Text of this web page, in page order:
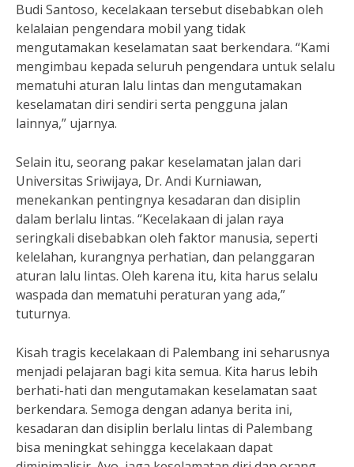
Budi Santoso, kecelakaan tersebut disebabkan oleh
kelalaian pengendara mobil yang tidak
mengutamakan keselamatan saat berkendara. “Kami
mengimbau kepada seluruh pengendara untuk selalu
mematuhi aturan lalu lintas dan mengutamakan
keselamatan diri sendiri serta pengguna jalan
lainnya,” ujarnya.
Selain itu, seorang pakar keselamatan jalan dari
Universitas Sriwijaya, Dr. Andi Kurniawan,
menekankan pentingnya kesadaran dan disiplin
dalam berlalu lintas. “Kecelakaan di jalan raya
seringkali disebabkan oleh faktor manusia, seperti
kelelahan, kurangnya perhatian, dan pelanggaran
aturan lalu lintas. Oleh karena itu, kita harus selalu
waspada dan mematuhi peraturan yang ada,”
tuturnya.
Kisah tragis kecelakaan di Palembang ini seharusnya
menjadi pelajaran bagi kita semua. Kita harus lebih
berhati-hati dan mengutamakan keselamatan saat
berkendara. Semoga dengan adanya berita ini,
kesadaran dan disiplin berlalu lintas di Palembang
bisa meningkat sehingga kecelakaan dapat